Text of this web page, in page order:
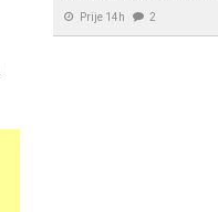
Prije 14h 2